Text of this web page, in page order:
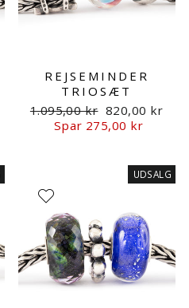
REJSEMINDER
TRIOSÆT
Normalpris
1.095,00 kr Udsalgspris
820,00 kr
Spar 275,00 kr
UDSALG